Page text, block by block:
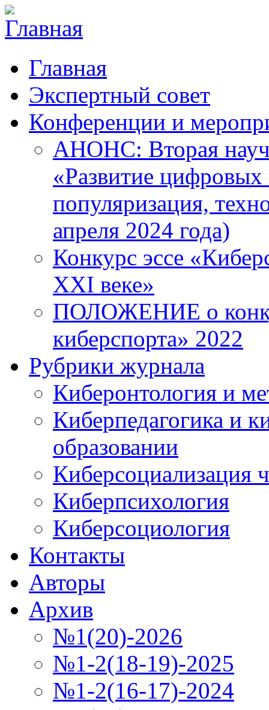
Главная
Экспертный совет
Конференции и
АНОНС: Вторая
«Развитие цифровых
популяризация,
апреля 2024 года)
Конкурс эссе
XXI веке»
ПОЛОЖЕНИЕ о
киберспорта» 2022
Рубрики журнала
Киберонтология и
Киберпедагогика и
образовании
Киберсоциализация
Киберпсихология
Киберсоциология
Контакты
Авторы
Архив
№1(20)-2026
№1-2(18-19)-2025
№1-2(16-17)-2024